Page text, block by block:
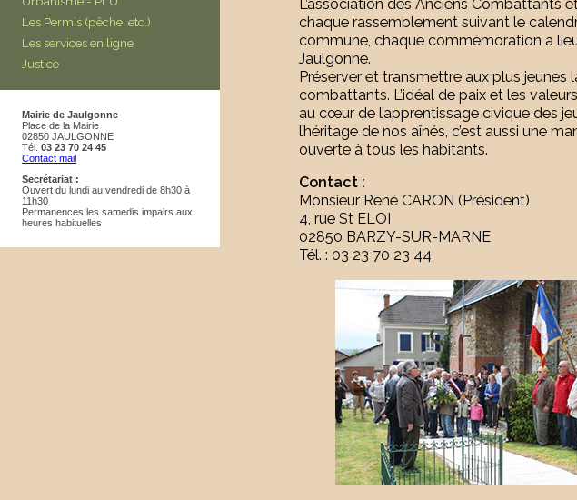
Les Permis (pêche, etc.)
Les services en ligne
Justice
Mairie de Jaulgonne
Place de la Mairie
02850 JAULGONNE
Tél.03 23 70 24 45
Contact mail
Secrétariat :
Ouvert du lundi au vendredi de 8h30 à
11h30
Permanences les samedis impairs aux
heures habituelles
L’association des Anciens Combattants
chaque rassemblement suivant le
commune, chaque commémoration a
Jaulgonne.
Préserver et transmettre aux plus
combattants. L’idéal de paix et les
au cœur de l’apprentissage civique des
l’héritage de nos aînés, c’est aussi une
ouverte à tous les habitants.
Contact :
Monsieur René CARON (Président)
4, rue St ELOI
02850 BARZY-SUR-MARNE
Tél. : 03 23 70 23 44